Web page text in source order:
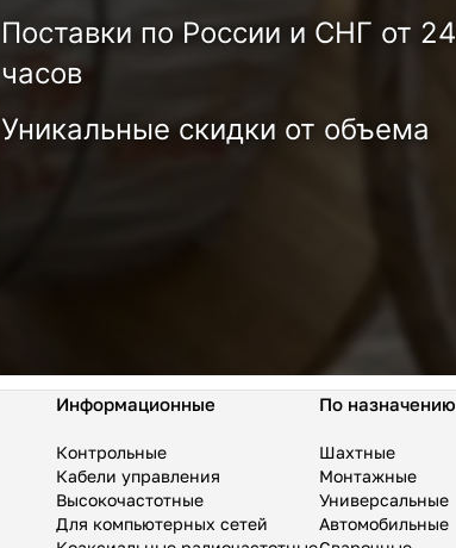
Поставки по России и СНГ от 24
часов
Уникальные скидки от объема
Информационные
Контрольные
Кабели управления
Высокочастотные
Для компьютерных сетей
По назначению
Шахтные
Монтажные
Универсальные
Автомобильные